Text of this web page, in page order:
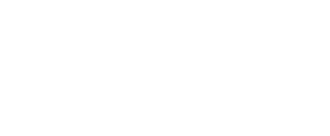
持在老游击区牵制敌人主力，于重重围剿中突围，进入苏联整训，
派出连长张峻开展里应外合作战的故事。途中智擒伪军队长吴德全